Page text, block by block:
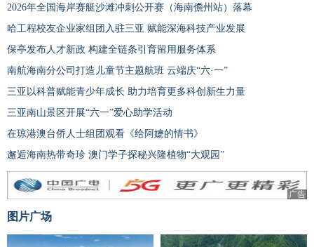
2026年全国海岸赛艇沙滩冲刺公开赛（海南儋州站）落幕
哈工程校友企业家组团入驻三亚 赋能深海科技产业发展
保亭发布人才新政 构建全链条引育留用服务体系
南航海南分公司打造儿童节主题航班 云端庆“六·一”
三亚以科普赋能青少年成长 助力培育更多科创新生力量
三亚南山景区开展“六一”爱心助学活动
在琼港澳台侨人士组团观看《给阿嬷的情书》
邂逅海南热带奇珍 澳门学子探秘兴隆植物“大观园”
广告
图片广场